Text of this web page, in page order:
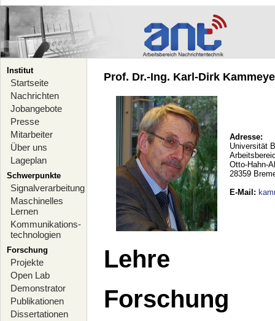
Institut
Startseite
Nachrichten
Jobangebote
Presse
Mitarbeiter
Über uns
Lageplan
Schwerpunkte
Signalverarbeitung
Maschinelles
Lernen
Kommunikations-
technologien
Forschung
Projekte
Open Lab
Demonstrator
Publikationen
Dissertationen
Prof. Dr.-Ing. Karl-Dirk
Adresse:
Universität
Otto-Hahn-
28359
E-Mail :
Lehre
Forschung